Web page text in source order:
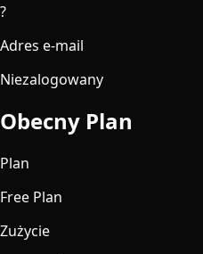
?
Adres e-mail
Niezalogowany
Obecny Plan
Plan
Free Plan
Zużycie